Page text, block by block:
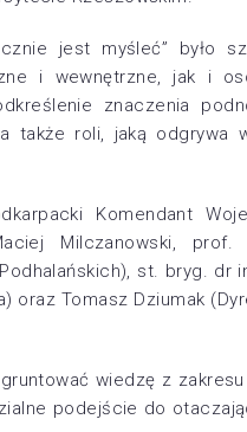
jest myśleć” było
i wewnętrzne, jak i
znaczenia
także roli, jaką odgrywa
Komendant
Milczanowski, prof.
st. bryg. dr
oraz Tomasz Dziumak
wiedzę z
podejście do